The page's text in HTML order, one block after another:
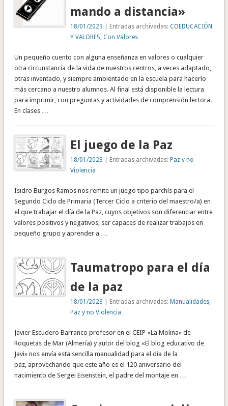
mando a distancia»
18/01/2023 | Entradas archivadas:COEDUCACIÓN
Y VALORES ,Con Valores
Un pequeño cuento con alguna enseñanza en valores o cualquier
otra circunstancia de la vida de nuestros centros, a veces adaptado,
otras inventado, y siempre ambientado en la escuela para hacerlo
más cercano a nuestro alumnos. Al final está disponible la lectura
para imprimir, con preguntas y actividades de comprensión lectora.
En clases …
El juego de la Paz
18/01/2023 | Entradas archivadas:Paz y no
Violencia
Isidro Burgos Ramos nos remite un juego tipo parchís para el
Segundo Ciclo de Primaria (Tercer Ciclo a criterio del maestro/a) en
el que trabajar el día de la Paz, cuyos objetivos son diferenciar entre
valores positivos y negativos, ser capaces de realizar trabajos en
pequeño grupo y aprender a …
Taumatropo para el día
de la paz
18/01/2023 | Entradas archivadas:Manualidades
Paz y no Violencia
Javier Escudero Barranco profesor en el CEIP «La Molina» de
Roquetas de Mar (Almería) y autor del blog «El blog educativo de
Javi» nos envía esta sencilla manualidad para el día de la
paz, aprovechando que este año es el 120 aniversario del
nacimiento de Sergei Eisenstein, el padre del montaje en …